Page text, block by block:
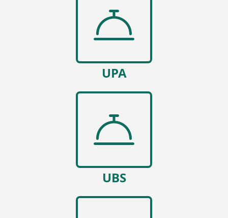
UPA
UBS